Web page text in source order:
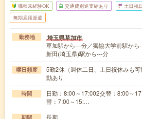
職種未経験OK 交通費別途支給あり 土日祝
無期雇用派遣
勤務地 埼玉県草加市
草加駅から---分／獨協大学前駅から
新田(埼玉県)駅から---分
曜日頻度
5勤2休（週休二日、土日祝休みも
動あり
時間
日勤：8:00～17:002交替：8:00～
替：7:00～15:…
期間 長期